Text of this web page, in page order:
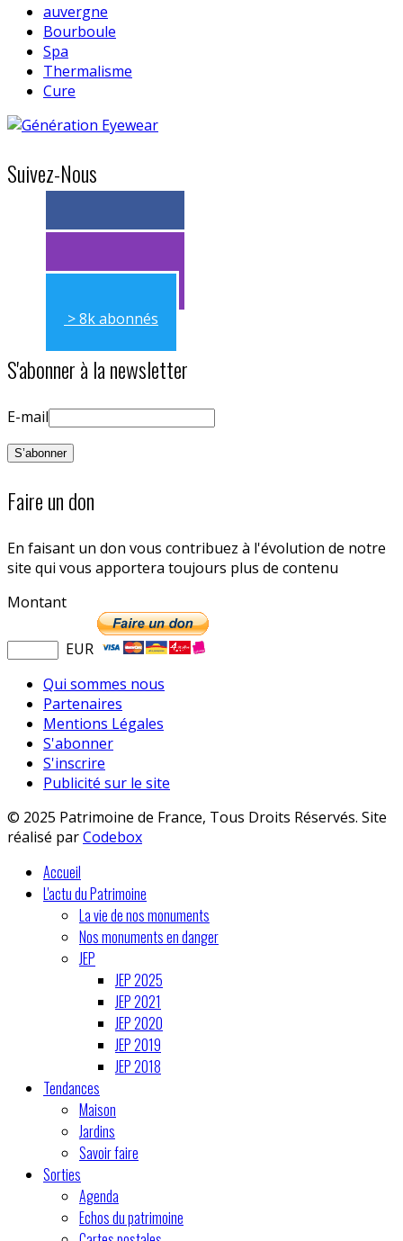
auvergne
Bourboule
Spa
Thermalisme
Cure
Suivez-Nous
> 11k abonnés
> 11k abonnés
> 8k abonnés
S'abonner à la newsletter
E-mail
Faire un don
En faisant un don vous contribuez à l'évolution de notre
site qui vous apportera toujours plus de contenu
Montant
EUR
Qui sommes nous
Partenaires
Mentions Légales
S'abonner
S'inscrire
Publicité sur le site
© 2025 Patrimoine de France, Tous Droits Réservés. Site
réalisé parCodebox
Accueil
L'actu du Patrimoine
La vie de nos monuments
Nos monuments en danger
JEP
JEP 2025
JEP 2021
JEP 2020
JEP 2019
JEP 2018
Tendances
Maison
Jardins
Savoir faire
Sorties
Agenda
Echos du patrimoine